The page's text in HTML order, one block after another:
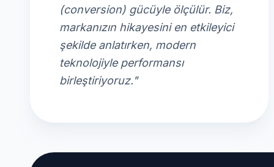
(conversion) gücüyle ölçülür. Biz,
markanızın hikayesini en etkileyici
şekilde anlatırken, modern
teknolojiyle performansı
birleştiriyoruz."